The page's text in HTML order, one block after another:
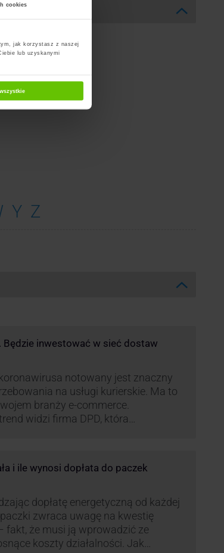
cookies
jak korzystasz z naszej
lub uzyskanymi
Y Z
Będzie inwestować w sieć dostaw
notowany jest znaczny
na usługi kurierskie. Ma to
branży e-commerce.
widzi firma DPD, która
i ile wynosi dopłata do paczek
dopłatę energetyczną od każdej
zwraca uwagę na kwestię
fakt, że musi ją wprowadzić ze
koszty działalności. Jak